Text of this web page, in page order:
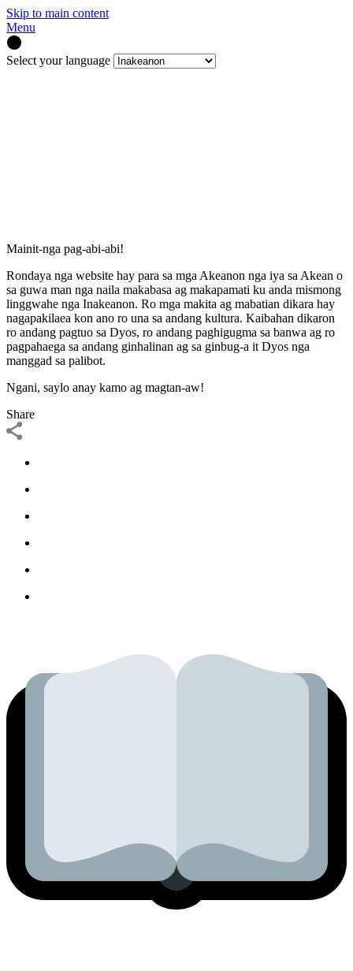
Skip to main content
Menu
Select your language
Mainit-nga pag-abi-abi!
Rondaya nga website hay para sa mga Akeanon nga iya sa Akean o
sa guwa man nga naila makabasa ag makapamati ku anda mismong
linggwahe nga Inakeanon. Ro mga makita ag mabatian dikara hay
nagapakilaea kon ano ro una sa andang kultura. Kaibahan dikaron
ro andang pagtuo sa Dyos, ro andang paghigugma sa banwa ag ro
pagpahaega sa andang ginhalinan ag sa ginbug-a it Dyos nga
manggad sa palibot.
Ngani, saylo anay kamo ag magtan-aw!
Share